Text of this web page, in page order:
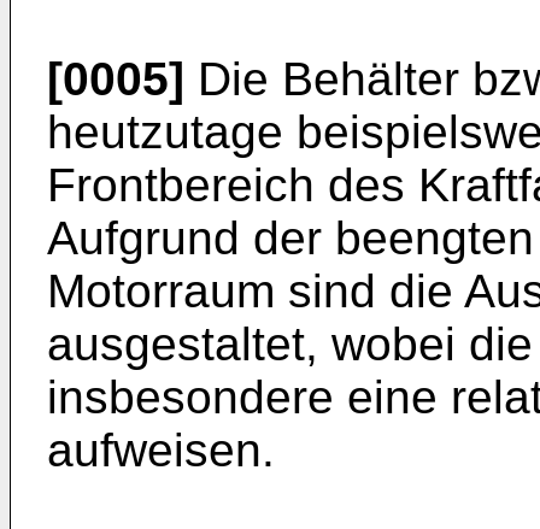
[0005] Die Behälter
heutzutage
Frontbereich des
Aufgrund der
Motorraum sind die
ausgestaltet, wobei
insbesondere eine
aufweisen.